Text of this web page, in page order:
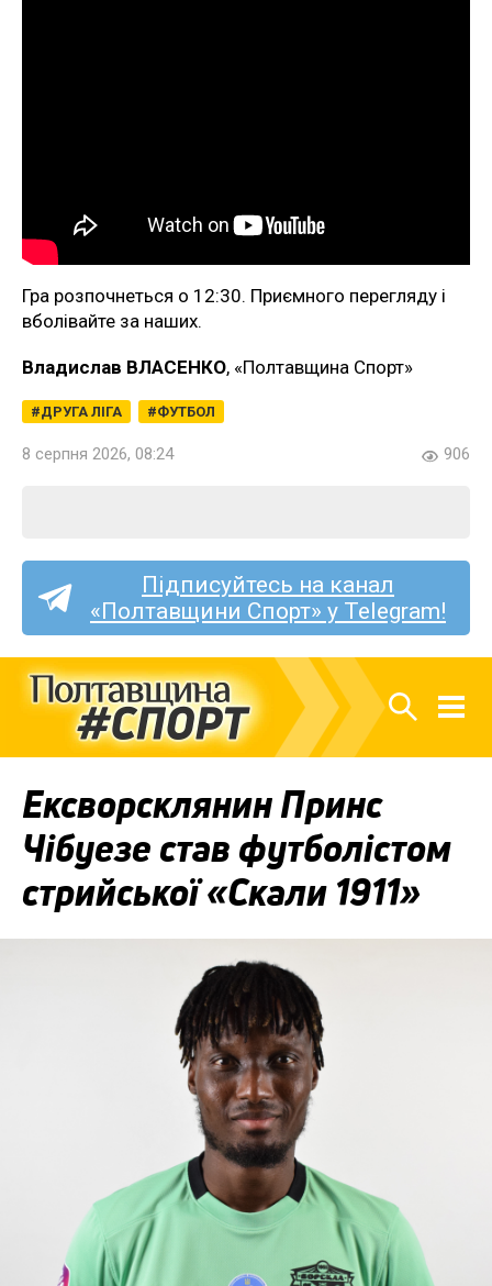
Гра розпочнеться о 12:30. Приємного перегляду і
вболівайте за наших.
Владислав ВЛАСЕНКО, «Полтавщина Спорт»
ДРУГА ЛІГА ФУТБОЛ
8 серпня 2026, 08:24 906
Підписуйтесь на канал
«Полтавщини Спорт» у Telegram!
Ексворсклянин Принс
Чібуезе став футболістом
стрийської «Скали 1911»